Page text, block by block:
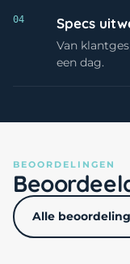
04 Specs
Van
een dag.
BEOORDELINGEN
Alle